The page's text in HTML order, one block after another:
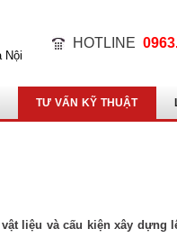
Nội
HOTLINE
TƯ VẤN KỸ THUẬT
liệu và cấu kiện xây dựng